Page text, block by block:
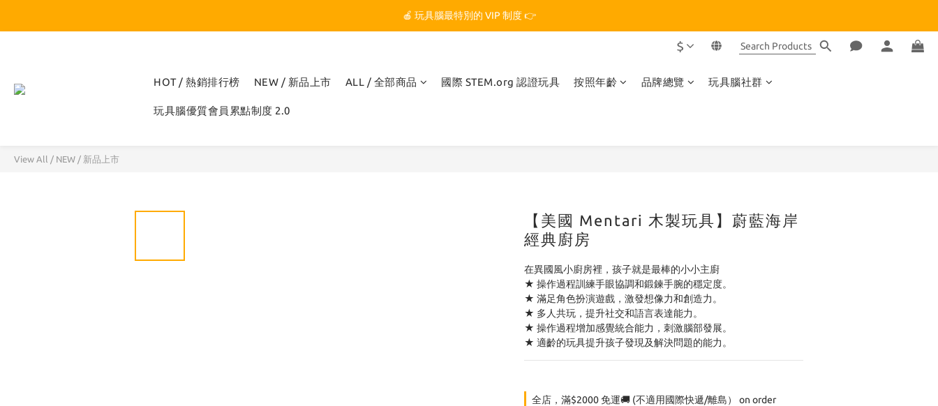
🏆 玩具腦是全台第一個獲得 STEM.org 教育平台
🍎 玩具腦最特別的 VIP 制度 👉
$
HOT / 熱銷排行榜 NEW / 新品上市 ALL / 全部商品 國際 STEM.org 認證玩具 按照年齡 品牌總覽 玩具腦社群
玩具腦優質會員累點制度 2.0
View All / NEW / 新品上市
【美國 Mentari 木製玩具】蔚藍海岸
經典廚房
在異國風小廚房裡，孩子就是最棒的小小主廚
★ 操作過程訓練手眼協調和鍛鍊手腕的穩定度。
★ 滿足角色扮演遊戲，激發想像力和創造力。
★ 多人共玩，提升社交和語言表達能力。
★ 操作過程增加感覺統合能力，刺激腦部發展。
★ 適齡的玩具提升孩子發現及解決問題的能力。
全店，滿$2000 免運🚚 (不適用國際快遞/離島） on order